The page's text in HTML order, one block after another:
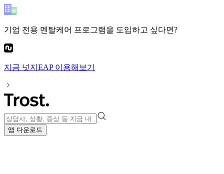
기업 전용 멘탈케어 프로그램을 도입하고 싶다면?
지금 넛지EAP이용해보기
앱 다운로드